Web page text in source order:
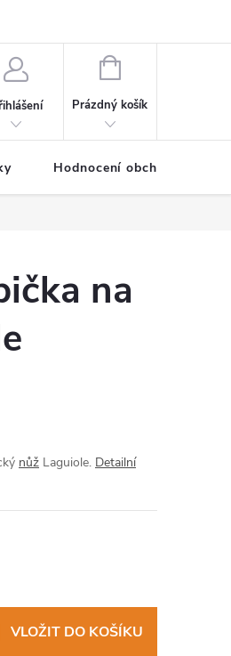
NÁKUPNÍ
Prázdný košík
Hodnocení obchodu
na
nůž Laguiole. Detailní
VLOŽIT DO KOŠÍKU